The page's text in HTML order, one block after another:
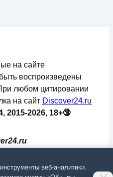
на сайте
воспроизведены
любом цитировании
на сайт Discover24.ru
2015-2026, 18+🔞
веб-аналитики.